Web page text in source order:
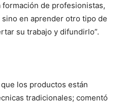
formación de profesionistas,
en aprender otro tipo de
su trabajo y difundirlo”.
los productos están
tradicionales; comentó